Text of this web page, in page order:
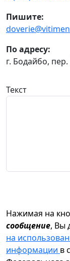
Пишите:
По адресу:
г. Бодайбо,
Текст
Нажимая на
сообщение, Вы
на
информации в